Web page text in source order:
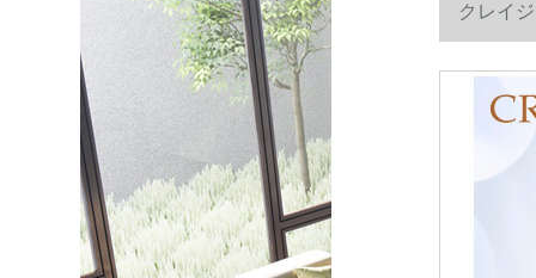
クレイ